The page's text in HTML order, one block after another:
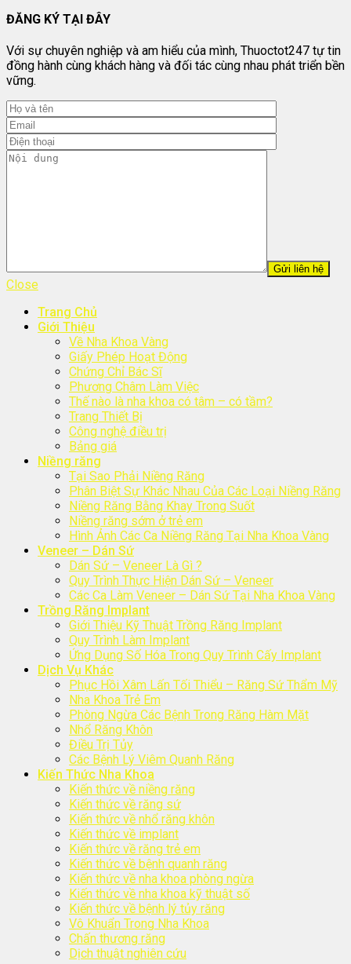
ĐĂNG KÝ TẠI ĐÂY
Với sự chuyên nghiệp và am hiểu của mình, Thuoctot247 tự tin
đồng hành cùng khách hàng và đối tác cùng nhau phát triển bền
vững.
Close
Trang Chủ
Giới Thiệu
Về Nha Khoa Vàng
Giấy Phép Hoạt Động
Chứng Chỉ Bác Sĩ
Phương Châm Làm Việc
Thế nào là nha khoa có tâm – có tầm?
Trang Thiết Bị
Công nghệ điều trị
Bảng giá
Niềng răng
Tại Sao Phải Niềng Răng
Phân Biệt Sự Khác Nhau Của Các Loại Niềng Răng
Niềng Răng Bằng Khay Trong Suốt
Niềng răng sớm ở trẻ em
Hình Ảnh Các Ca Niềng Răng Tại Nha Khoa Vàng
Veneer – Dán Sứ
Dán Sứ – Veneer Là Gì ?
Quy Trình Thực Hiện Dán Sứ – Veneer
Các Ca Làm Veneer – Dán Sứ Tại Nha Khoa Vàng
Trồng Răng Implant
Giới Thiệu Kỹ Thuật Trồng Răng Implant
Quy Trình Làm Implant
Ứng Dụng Số Hóa Trong Quy Trình Cấy Implant
Dịch Vụ Khác
Phục Hồi Xâm Lấn Tối Thiểu – Răng Sứ Thẩm Mỹ
Nha Khoa Trẻ Em
Phòng Ngừa Các Bệnh Trong Răng Hàm Mặt
Nhổ Răng Khôn
Điều Trị Tủy
Các Bệnh Lý Viêm Quanh Răng
Kiến Thức Nha Khoa
Kiến thức về niềng răng
Kiến thức về răng sứ
Kiến thức về nhổ răng khôn
Kiến thức về implant
Kiến thức về răng trẻ em
Kiến thức về bệnh quanh răng
Kiến thức về nha khoa phòng ngừa
Kiến thức về nha khoa kỹ thuật số
Kiến thức về bệnh lý tủy răng
Vô Khuẩn Trong Nha Khoa
Chấn thương răng
Dịch thuật nghiên cứu